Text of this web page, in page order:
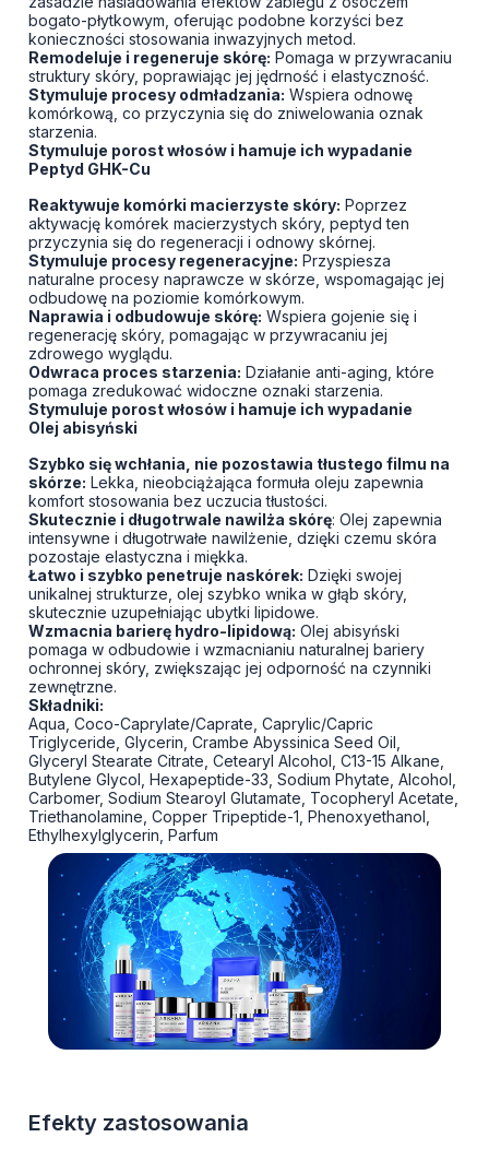
bogato-płytkowym, oferując podobne korzyści bez
konieczności stosowania inwazyjnych metod.
Remodeluje i regeneruje skórę: Pomaga w przywracaniu
struktury skóry, poprawiając jej jędrność i elastyczność.
Stymuluje procesy odmładzania: Wspiera odnowę
komórkową, co przyczynia się do zniwelowania oznak
starzenia.
Stymuluje porost włosów i hamuje ich wypadanie
Peptyd GHK-Cu
Reaktywuje komórki macierzyste skóry: Poprzez
aktywację komórek macierzystych skóry, peptyd ten
przyczynia się do regeneracji i odnowy skórnej.
Stymuluje procesy regeneracyjne: Przyspiesza
naturalne procesy naprawcze w skórze, wspomagając jej
odbudowę na poziomie komórkowym.
Naprawia i odbudowuje skórę: Wspiera gojenie się i
regenerację skóry, pomagając w przywracaniu jej
zdrowego wyglądu.
Odwraca proces starzenia: Działanie anti-aging, które
pomaga zredukować widoczne oznaki starzenia.
Stymuluje porost włosów i hamuje ich wypadanie
Olej abisyński
Szybko się wchłania, nie pozostawia tłustego filmu na
skórze: Lekka, nieobciążająca formuła oleju zapewnia
komfort stosowania bez uczucia tłustości.
Skutecznie i długotrwale nawilża skórę: Olej zapewnia
intensywne i długotrwałe nawilżenie, dzięki czemu skóra
pozostaje elastyczna i miękka.
Łatwo i szybko penetruje naskórek: Dzięki swojej
unikalnej strukturze, olej szybko wnika w głąb skóry,
skutecznie uzupełniając ubytki lipidowe.
Wzmacnia barierę hydro-lipidową: Olej abisyński
pomaga w odbudowie i wzmacnianiu naturalnej bariery
ochronnej skóry, zwiększając jej odporność na czynniki
zewnętrzne.
Składniki:
Aqua, Coco-Caprylate/Caprate, Caprylic/Capric
Triglyceride, Glycerin, Crambe Abyssinica Seed Oil,
Glyceryl Stearate Citrate, Cetearyl Alcohol, C13-15 Alkane,
Butylene Glycol, Hexapeptide-33, Sodium Phytate, Alcohol,
Carbomer, Sodium Stearoyl Glutamate, Tocopheryl Acetate,
Triethanolamine, Copper Tripeptide-1, Phenoxyethanol,
Ethylhexylglycerin, Parfum
Efekty zastosowania